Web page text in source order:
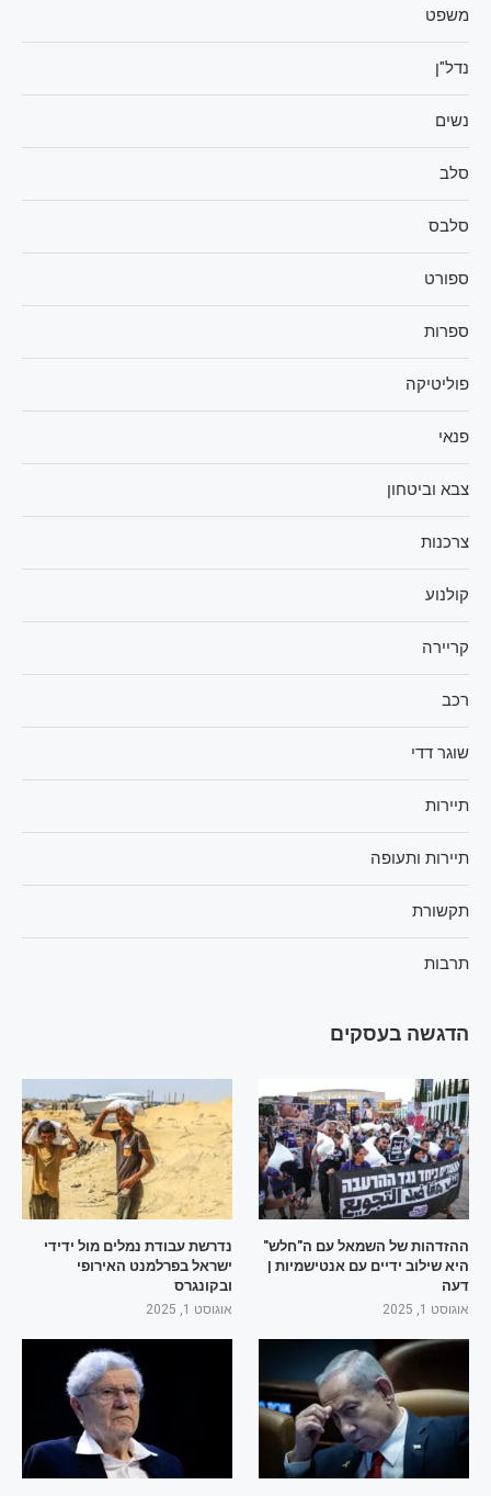
משפט
נדל"ן
נשים
סלב
סלבס
ספורט
ספרות
פוליטיקה
פנאי
צבא וביטחון
צרכנות
קולנוע
קריירה
רכב
שוגר דדי
תיירות
תיירות ותעופה
תקשורת
תרבות
הדגשה בעסקים
ההזדהות של השמאל עם ה"חלש"
היא שילוב ידיים עם אנטישמיות |
דעה
אוגוסט 1, 2025
נדרשת עבודת נמלים מול ידידי
ישראל בפרלמנט האירופי
ובקונגרס
אוגוסט 1, 2025